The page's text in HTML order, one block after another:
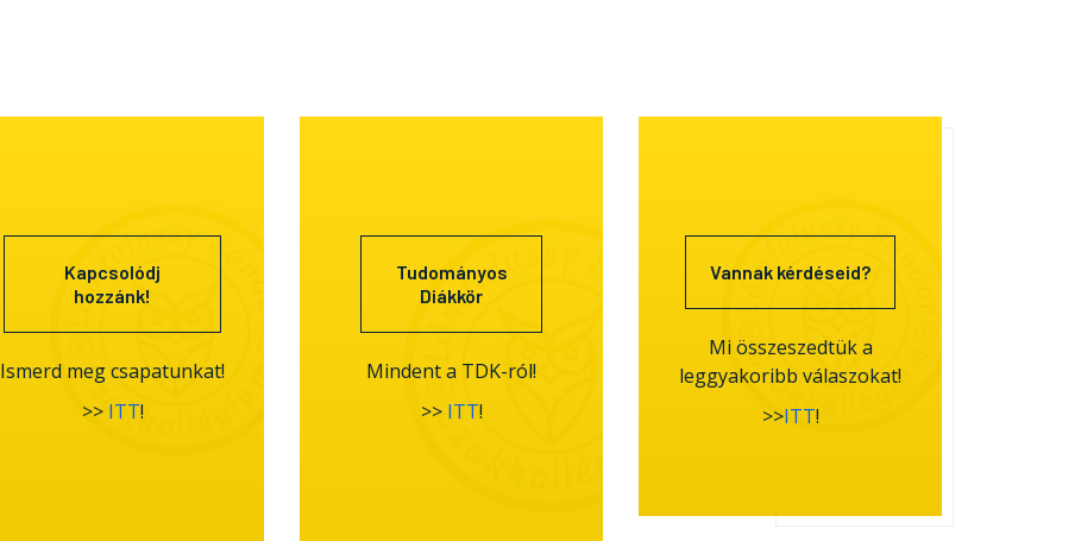
Kapcsolódj
hozzánk!
Ismerd meg csapatunkat!
>> ITT!
Tudományos
Diákkör
Mindent a TDK-ról!
>> ITT!
Vannak kérdéseid?
Mi összeszedtük a
leggyakoribb válaszokat!
>>ITT!